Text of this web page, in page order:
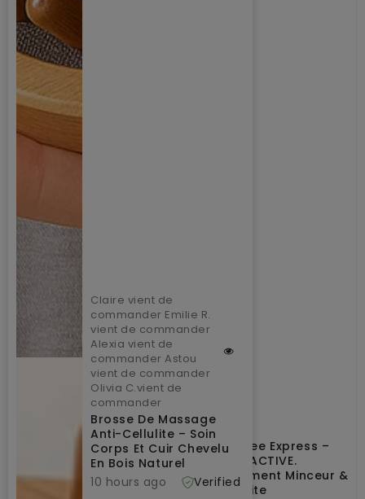
Cellulite Free Express –
REGU SLIM ACTIVE.
Enveloppement Minceur &
Anti-Cellulite
Claire vient de
commander Emilie R.
vient de commander
Alexia vient de
commander Astou
vient de commander
Olivia C.vient de
commander
Brosse De Massage
Anti-Cellulite – Soin
Corps Et Cuir Chevelu
En Bois Naturel
10 hours ago
Verified